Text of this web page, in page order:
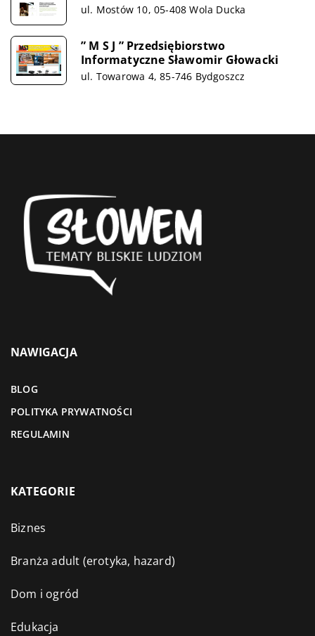
ul. Mostów 10, 05-408 Wola Ducka
” M S J ” Przedsiębiorstwo
Informatyczne Sławomir Głowacki
ul. Towarowa 4, 85-746 Bydgoszcz
NAWIGACJA
BLOG
POLITYKA PRYWATNOŚCI
REGULAMIN
KATEGORIE
Biznes
Branża adult (erotyka, hazard)
Dom i ogród
Edukacja